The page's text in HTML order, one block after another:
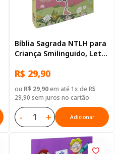
Bíblia Sagrada NTLH para
Criança Smilinguido, Letra
Brochura Ilustrada:
Marrom
R$ 29,90
ou R$ 29,90em até 1x de R$
29,90 sem juros no cartão
- + Adicionar